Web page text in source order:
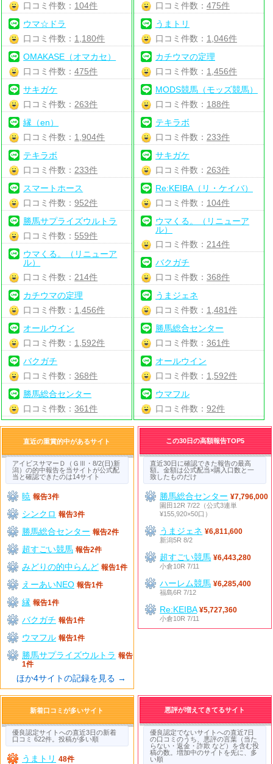
口コミ件数： 104件
ウマ☆ドラ
口コミ件数： 1,180件
OMAKASE（オマカセ）
口コミ件数：475件
サキガケ
口コミ件数： 263件
縁（en）
口コミ件数： 1,904件
テキラボ
口コミ件数： 233件
スマートホース
口コミ件数：952件
勝馬サプライズウルトラ
口コミ件数： 559件
ウマくる。（リニューア
ル）
口コミ件数： 214件
カチウマの定理
口コミ件数： 1,456件
オールウイン
口コミ件数： 1,592件
バクガチ
口コミ件数：368件
勝馬総合センター
口コミ件数：361件
口コミ件数： 475件
うまトリ
口コミ件数： 1,046件
カチウマの定理
口コミ件数： 1,456件
MODS競馬（モッズ競馬）
口コミ件数： 188件
テキラボ
口コミ件数： 233件
サキガケ
口コミ件数： 263件
Re:KEIBA（リ・ケイバ）
口コミ件数： 104件
ウマくる。（リニューア
ル）
口コミ件数： 214件
バクガチ
口コミ件数： 368件
うまジェネ
口コミ件数： 1,481件
勝馬総合センター
口コミ件数： 361件
オールウイン
口コミ件数： 1,592件
ウマフル
口コミ件数： 92件
直近の重賞的中があるサイト
アイビスサマーＤ（ＧⅢ・8/2(日)新
潟）の的中報告を当サイトが公式配
当と確認できたのは14サイト
暁 報告3件
シンクロ 報告3件
勝馬総合センター 報告2件
超すごい競馬 報告2件
みどりの的中らんど 報告1件
えーあいNEO 報告1件
縁 報告1件
バクガチ 報告1件
ウマフル 報告1件
勝馬サプライズウルトラ 報告
1件
ほか4サイトの記録を見る →
この30日の高額報告TOP5
直近30日に確認できた報告の最高
額。金額は公式配当×購入口数と一
致したものだけ
勝馬総合センター ¥7,796,000
園田12R 7/22（公式3連単
¥155,920×50口）
うまジェネ ¥6,811,600
新潟5R 8/2
超すごい競馬 ¥6,443,280
小倉10R 7/11
ハーレム競馬 ¥6,285,400
福島6R 7/12
Re:KEIBA ¥5,727,360
小倉10R 7/11
新着口コミが多いサイト
優良認定サイトへの直近3日の新着
口コミ 622件。投稿が多い順
うまトリ 48件
悪評が増えてきてるサイト
優良認定でないサイトへの直近7日
の口コミのうち、悪評の言葉（当た
らない・返金・詐欺 など）を含む投
稿の数。増加中のサイトを先に、多
い順